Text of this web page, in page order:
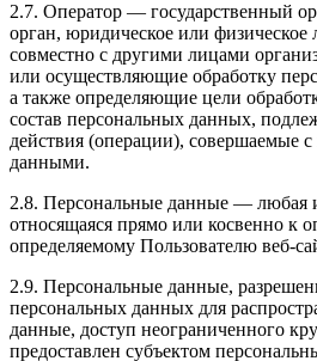
2.7. Оператор — государственный
орган, юридическое или физическое
совместно с другими лицами
или осуществляющие обработку
а также определяющие цели
состав персональных данных,
действия (операции), совершаемые
данными.
2.8. Персональные данные — любая
относящаяся прямо или косвенно к
определяемому Пользователю веб-
2.9. Персональные данные,
персональных данных для
данные, доступ неограниченного
предоставлен субъектом